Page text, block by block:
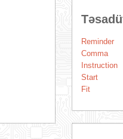
Reminder
Comma
Instruction
Start
Fit